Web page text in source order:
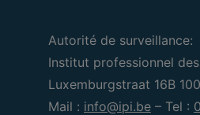
Autorité de surveillance:
Institut professionnel
Luxemburgstraat 16B
Mail : info@ipi.be – Tel :